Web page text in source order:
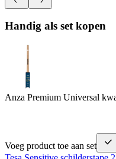
Handig als set kopen
Anza Premium Universal
Voeg product toe aan set